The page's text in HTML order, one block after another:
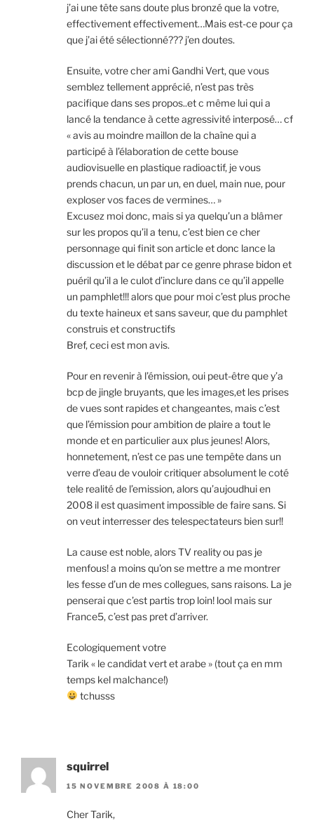
j’ai une tête sans doute plus bronzé que la votre,
effectivement effectivement…Mais est-ce pour ça
que j’ai été sélectionné??? j’en doutes.
Ensuite, votre cher ami Gandhi Vert, que vous
semblez tellement apprécié, n’est pas très
pacifique dans ses propos..et c même lui qui a
lancé la tendance à cette agressivité interposé… cf
« avis au moindre maillon de la chaîne qui a
participé à l’élaboration de cette bouse
audiovisuelle en plastique radioactif, je vous
prends chacun, un par un, en duel, main nue, pour
exploser vos faces de vermines… »
Excusez moi donc, mais si ya quelqu’un a blâmer
sur les propos qu’il a tenu, c’est bien ce cher
personnage qui finit son article et donc lance la
discussion et le débat par ce genre phrase bidon et
puéril qu’il a le culot d’inclure dans ce qu’il appelle
un pamphlet!!! alors que pour moi c’est plus proche
du texte haineux et sans saveur, que du pamphlet
construis et constructifs
Bref, ceci est mon avis.
Pour en revenir à l’émission, oui peut-être que y’a
bcp de jingle bruyants, que les images,et les prises
de vues sont rapides et changeantes, mais c’est
que l’émission pour ambition de plaire a tout le
monde et en particulier aux plus jeunes! Alors,
honnetement, n’est ce pas une tempête dans un
verre d’eau de vouloir critiquer absolument le coté
tele realité de l’emission, alors qu’aujoudhui en
2008 il est quasiment impossible de faire sans. Si
on veut interresser des telespectateurs bien sur!!
La cause est noble, alors TV reality ou pas je
menfous! a moins qu’on se mettre a me montrer
les fesse d’un de mes collegues, sans raisons. La je
penserai que c’est partis trop loin! lool mais sur
France5, c’est pas pret d’arriver.
Ecologiquement votre
Tarik « le candidat vert et arabe » (tout ça en mm
temps kel malchance!)
tchusss
squirrel
15 NOVEMBRE 2008 À 18:00
Cher Tarik,